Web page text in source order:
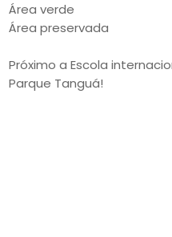
Área verde
Área preservada
Próximo a Escola
Parque Tanguá!